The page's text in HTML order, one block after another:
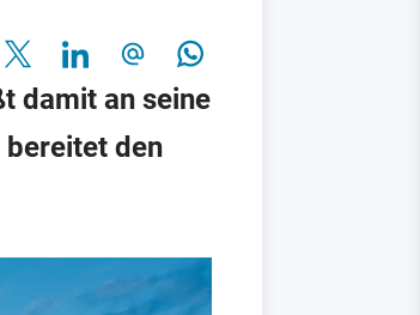
damit an seine
bereitet den